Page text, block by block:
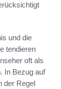
und die
tendieren
oft als
In Bezug auf
der Regel